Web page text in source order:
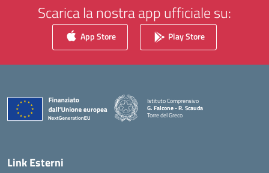
Scarica la nostra app ufficiale su:
App Store Play Store
Istituto Comprensivo
G. Falcone - R. Scauda
Torre del Greco
Link Esterni